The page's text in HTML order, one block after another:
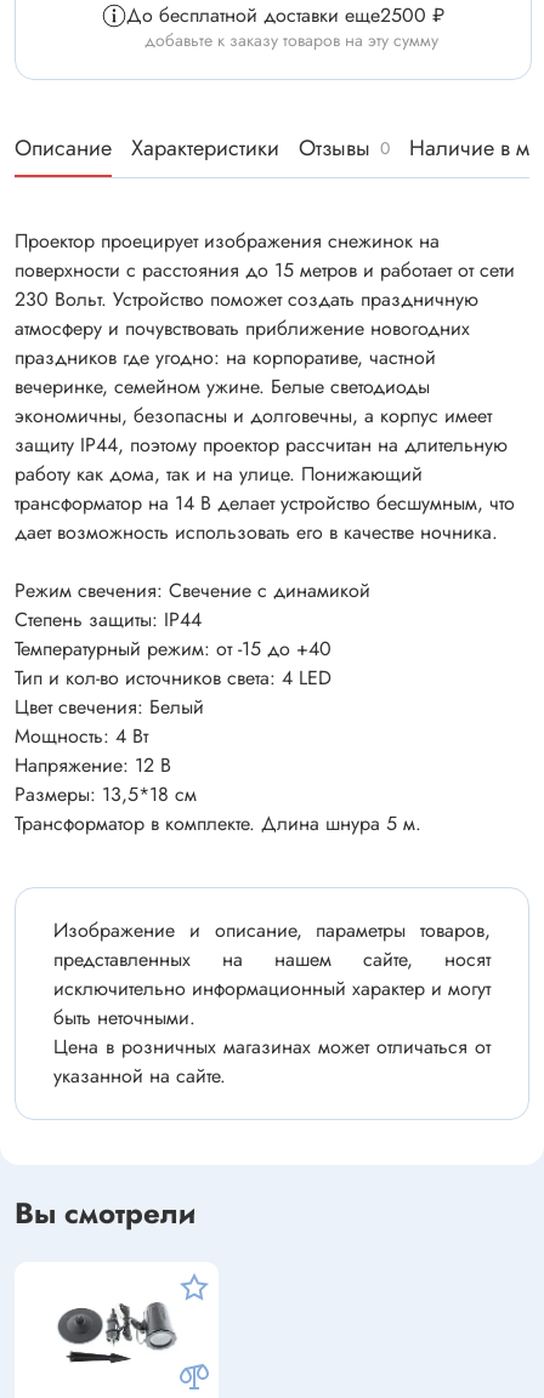
До бесплатной доставки еще2500 ₽
добавьте к заказу товаров на эту сумму
Описание Характеристики Отзывы 0 Наличие в
Проектор проецирует изображения снежинок на
поверхности с расстояния до 15 метров и работает от сети
230 Вольт. Устройство поможет создать праздничную
атмосферу и почувствовать приближение новогодних
праздников где угодно: на корпоративе, частной
вечеринке, семейном ужине. Белые светодиоды
экономичны, безопасны и долговечны, а корпус имеет
защиту IP44, поэтому проектор рассчитан на длительную
работу как дома, так и на улице. Понижающий
трансформатор на 14 В делает устройство бесшумным, что
дает возможность использовать его в качестве ночника.
Режим свечения: Свечение с динамикой
Степень защиты: IP44
Температурный режим: от -15 до +40
Тип и кол-во источников света: 4 LED
Цвет свечения: Белый
Мощность: 4 Вт
Напряжение: 12 В
Размеры: 13,5*18 см
Трансформатор в комплекте. Длина шнура 5 м.
Изображение и описание, параметры товаров,
представленных на нашем сайте, носят
исключительно информационный характер и могут
быть неточными.
Цена в розничных магазинах может отличаться от
указанной на сайте.
Вы смотрели